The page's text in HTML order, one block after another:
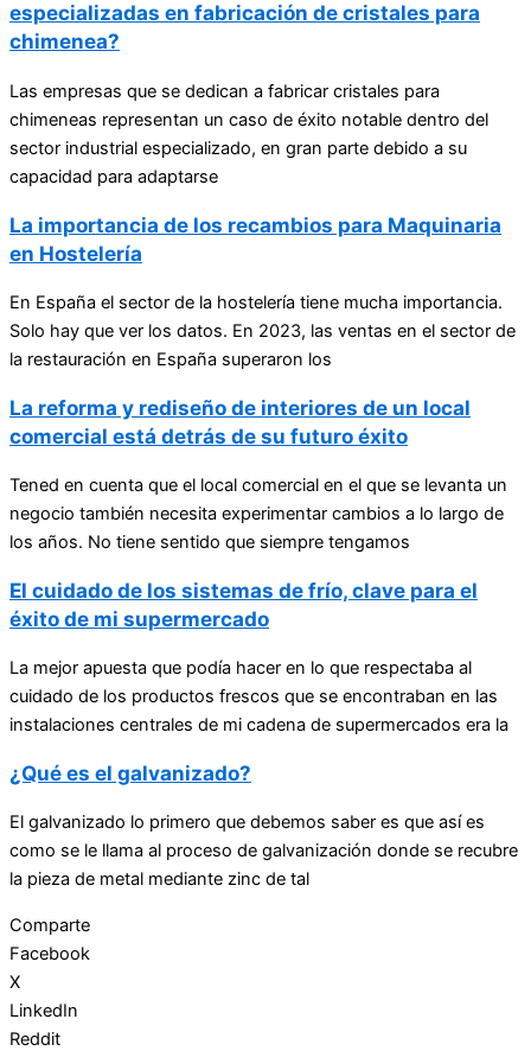
especializadas en fabricación de cristales para
chimenea?
Las empresas que se dedican a fabricar cristales para
chimeneas representan un caso de éxito notable dentro del
sector industrial especializado, en gran parte debido a su
capacidad para adaptarse
La importancia de los recambios para Maquinaria
en Hostelería
En España el sector de la hostelería tiene mucha importancia.
Solo hay que ver los datos. En 2023, las ventas en el sector de
la restauración en España superaron los
La reforma y rediseño de interiores de un local
comercial está detrás de su futuro éxito
Tened en cuenta que el local comercial en el que se levanta un
negocio también necesita experimentar cambios a lo largo de
los años. No tiene sentido que siempre tengamos
El cuidado de los sistemas de frío, clave para el
éxito de mi supermercado
La mejor apuesta que podía hacer en lo que respectaba al
cuidado de los productos frescos que se encontraban en las
instalaciones centrales de mi cadena de supermercados era la
¿Qué es el galvanizado?
El galvanizado lo primero que debemos saber es que así es
como se le llama al proceso de galvanización donde se recubre
la pieza de metal mediante zinc de tal
Comparte
Facebook
X
LinkedIn
Reddit